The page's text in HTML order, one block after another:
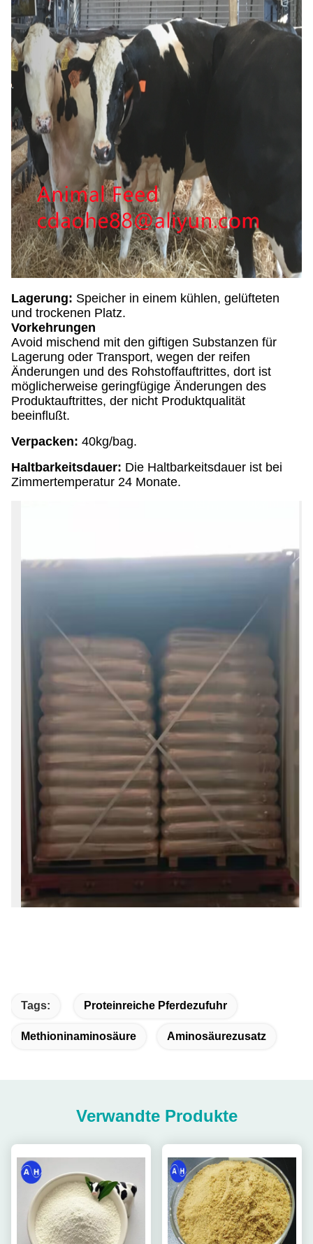
Lagerung: Speicher in einem kühlen, gelüfteten
und trockenen Platz.
Vorkehrungen
Avoid mischend mit den giftigen Substanzen für
Lagerung oder Transport, wegen der reifen
Änderungen und des Rohstoffauftrittes, dort ist
möglicherweise geringfügige Änderungen des
Produktauftrittes, der nicht Produktqualität
beeinflußt.
Verpacken: 40kg/bag.
Haltbarkeitsdauer: Die Haltbarkeitsdauer ist bei
Zimmertemperatur 24 Monate.
Tags: Proteinreiche Pferdezufuhr
Methioninaminosäure Aminosäurezusatz
Verwandte Produkte